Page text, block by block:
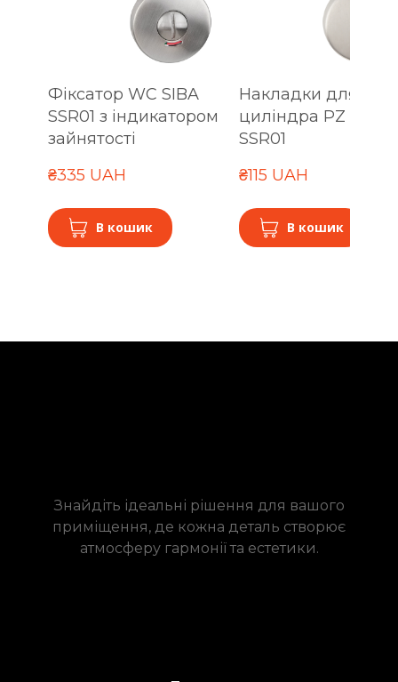
Фіксатор WC SIBA
SSR01 з індикатором
зайнятості
₴335 UAH
В кошик
Накладки для
циліндра PZ SIBA
SSR01
₴115 UAH
В кошик
Знайдіть ідеальні рішення для вашого
приміщення, де кожна деталь створює
атмосферу гармонії та естетики.